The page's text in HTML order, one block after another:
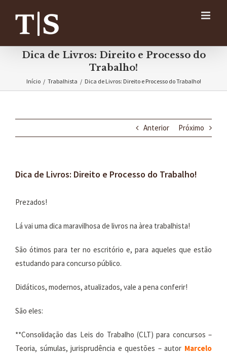
conteúdo
Dica de Livros: Direito e Processo do
Trabalho!
Início / Trabalhista / Dica de Livros: Direito e Processo do Trabalho!
Anterior Próximo
Dica de Livros: Direito e Processo do Trabalho!
Prezados!
Lá vai uma dica maravilhosa de livros na àrea trabalhista!
São ótimos para ter no escritório e, para aqueles que estão
estudando para concurso público.
Didáticos, modernos, atualizados, vale a pena conferir!
São eles:
**Consolidação das Leis do Trabalho (CLT) para concursos –
Teoria, súmulas, jurisprudência e questões – autor Marcelo